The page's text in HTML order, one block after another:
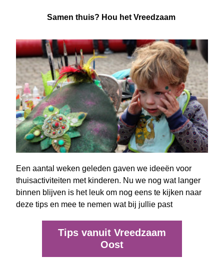
Samen thuis? Hou het Vreedzaam
Een aantal weken geleden gaven we ideeën voor
thuisactiviteiten met kinderen. Nu we nog wat langer
binnen blijven is het leuk om nog eens te kijken naar
deze tips en mee te nemen wat bij jullie past
Tips vanuit Vreedzaam
Oost